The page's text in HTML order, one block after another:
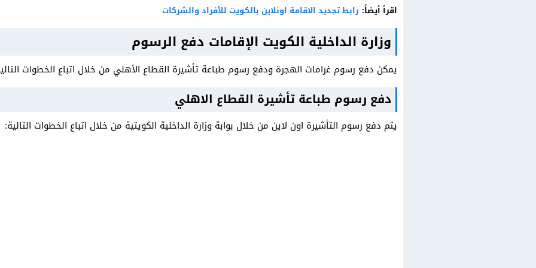
اقرأ أيضاً: رابط تجديد الاقامة اونلاين بالكويت للأفراد والشركات
وزارة الداخلية الكويت الإقامات دفع الرسوم
يمكن دفع رسوم غرامات الهجرة ودفع رسوم طباعة تأشيرة القطاع الأهلي من خلال اتباع الخطوات
دفع رسوم طباعة تأشيرة القطاع الاهلي
يتم دفع رسوم التأشيرة اون لاين من خلال بوابة وزارة الداخلية الكويتية من خلال اتباع الخطوات التالية: